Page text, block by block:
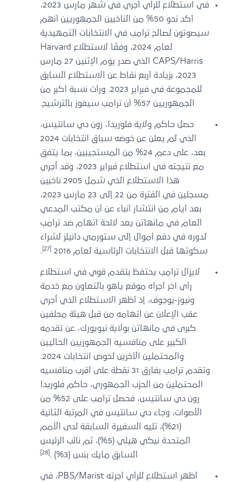
في استطلاع للرأي أجري في شهر مارس 2023،
أكد نحو 50% من الناخبين الجمهوريين أنهم
سيصوتون لصالح ترامب في الانتخابات التمهيدية
لعام 2024، وفقًا لاستطلاع Harvard
CAPS/Harris الذي صدر يوم الإثنين 27 مارس
2023، بزيادة أربع نقاط عن الاستطلاع السابق
للمجموعة في فبراير 2023. ورأت نسبة أكبر من
الجمهوريين 57% أن ترامب سيفوز بالترشيح.
حصل حاكم ولاية فلوريدا، رون دي سانتيس،
الذي لم يعلن عن خوضه سباق انتخابات 2024
بعد، على دعم 24% من المستجيبين، بما يتفق
مع نتيجته في استطلاع فبراير 2023، وقد أُجري
هذا الاستطلاع الذي شمل 2905 ناخبين
مسجلين في الفترة من 22 إلى 23 مارس 2023،
بعد أيام من انتشار أنباء عن أن مكتب المدعي
العام في مانهاتن يعد لائحة اتهام ضد ترامب
لدوره في دفع أموال إلى ستورمي دانيلز لشراء
سكوتها قبل الانتخابات الرئاسية لعام 2016
.
لايزال ترامب يحتفظ بتقدم قوي في استطلاع
رأي آخر أجراه موقع ياهو بالتعاون مع خدمة
ونيوز-يوجوف، إذ أظهر الاستطلاع الذي أُجري
عقب الإعلان عن اتهامه من قبل هيئة محلفين
كبرى في مانهاتن بولاية نيويورك، عن تقدمه
الكبير على منافسيه الجمهوريين الحاليين
والمحتملين الآخرين لخوض انتخابات 2024.
وتقدم ترامب بفارق 31 نقطة على أقرب منافسيه
المحتملين من الحزب الجمهوري، حاكم فلوريدا
رون دي سانتيس، فحصل ترامب على 52% من
الأصوات، وجاء دي سانتيس في المرتبة الثانية
(21%)، تليه السفيرة السابقة لدى الأمم
المتحدة نيكي هيلي (5%)، ثم نائب الرئيس
السابق مايك بنس (3%) .
أظهر استطلاع للرأي أجرته PBS/Marist، في